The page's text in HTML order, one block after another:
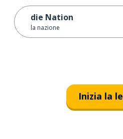
die Nation
la nazione
Inizia la